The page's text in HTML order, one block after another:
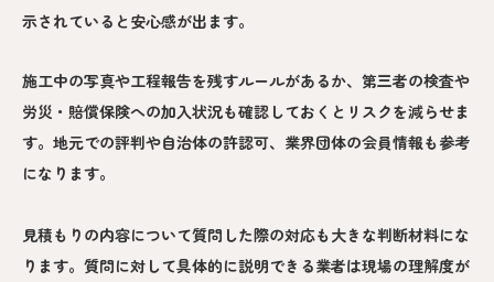
示されていると安心感が出ます。
施工中の写真や工程報告を残すルールがあるか、第三者の検査や
労災・賠償保険への加入状況も確認しておくとリスクを減らせま
す。地元での評判や自治体の許認可、業界団体の会員情報も参考
になります。
見積もりの内容について質問した際の対応も大きな判断材料にな
ります。質問に対して具体的に説明できる業者は現場の理解度が